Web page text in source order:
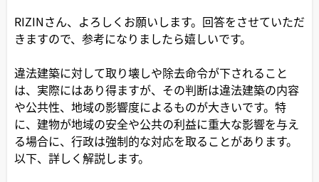
RIZINさん、よろしくお願いします。回答をさせていただ
きますので、参考になりましたら嬉しいです。
違法建築に対して取り壊しや除去命令が下されること
は、実際にはあり得ますが、その判断は違法建築の内容
や公共性、地域の影響度によるものが大きいです。特
に、建物が地域の安全や公共の利益に重大な影響を与え
る場合に、行政は強制的な対応を取ることがあります。
以下、詳しく解説します。